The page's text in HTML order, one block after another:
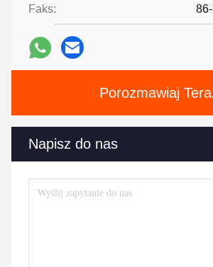
Faks:
Porozmawiaj
Napisz do nas